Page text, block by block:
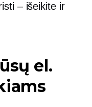
– išeikite ir
el.